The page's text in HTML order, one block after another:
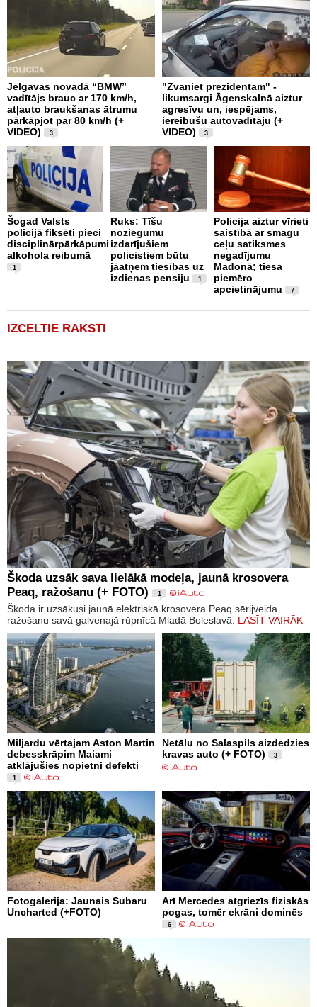
Jelgavas novadā “BMW”
vadītājs brauc ar 170 km/h,
atļauto braukšanas ātrumu
pārkāpjot par 80 km/h (+
VIDEO)
3
"Zvaniet prezidentam" -
likumsargi Āgenskalnā aiztur
agresīvu un, iespējams,
iereibušu autovadītāju (+
VIDEO)
3
Šogad Valsts
policijā fiksēti pieci
disciplinārpārkāpumi
alkohola reibumā
1
Ruks: Tīšu
noziegumu
izdarījušiem
policistiem būtu
jāatņem tiesības uz
izdienas pensiju
1
Policija aiztur vīrieti
saistībā ar smagu
ceļu satiksmes
negadījumu
Madonā; tiesa
piemēro
apcietinājumu
7
IZCELTIE RAKSTI
Škoda uzsāk sava lielākā modeļa, jaunā krosovera
Peaq, ražošanu (+ FOTO)
1
Škoda ir uzsākusi jaunā elektriskā krosovera Peaq sērijveida
ražošanu savā galvenajā rūpnīcā Mladā Boleslavā. LASĪT VAIRĀK
Miljardu vērtajam Aston Martin
debesskrāpim Maiami
atklājušies nopietni defekti
1
Netālu no Salaspils aizdedzies
kravas auto (+ FOTO)
3
Fotogalerija: Jaunais Subaru
Uncharted (+FOTO)
Arī Mercedes atgriezīs fiziskās
pogas, tomēr ekrāni dominēs
6